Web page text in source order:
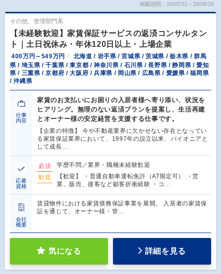
掲載期間：26/07/31～26/08/18
その他、管理部門系
【未経験歓迎】家賃保証サービスの返済コンサルタン
ト｜土日祝休み・年休120日以上・上場企業
400万円～549万円
北海道 / 岩手県 / 宮城県 / 茨城県 / 栃木県 / 群馬
県 / 埼玉県 / 千葉県 / 東京都 / 神奈川県 / 石川県 / 長野県 / 静岡県 / 愛知
県 / 三重県 / 京都府 / 大阪府 / 兵庫県 / 岡山県 / 広島県 / 愛媛県 / 福岡県
/ 沖縄県
仕事
内容
家賃のお支払いにお困りの入居者様へ寄り添い、状況を
ヒアリング。無理のない返済プランを提案し、生活再建
とオーナー様の安定経営を支援する仕事です。
【企業の特徴】 今や不動産業界に欠かせない存在となってい
る家賃保証業界において、1997年の設立以来、パイオニアと
して成長…
応募
資格
必須
学歴不問／業界・職種未経験歓迎
歓迎
【歓迎】 ・普通自動車運転免許（AT限定可） ・営
業、販売、接客など顧客折衝経験 ・コ…
会社
概要
賃貸物件における家賃債務保証事業を展開。 入居者の家賃保
証を通じて、オーナー様・管…
気になる 詳細を見る